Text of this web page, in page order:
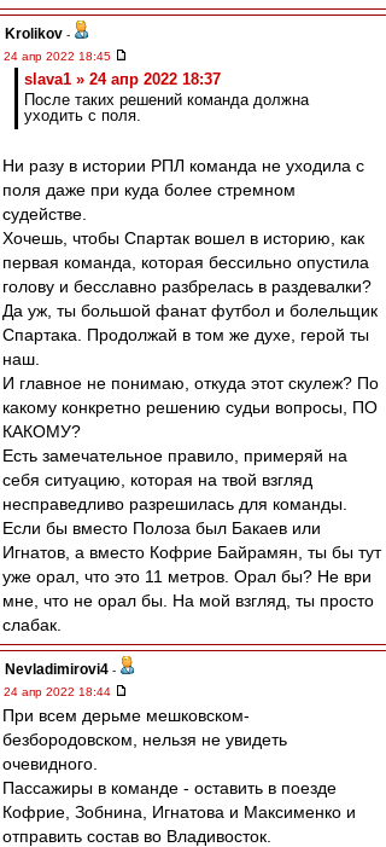
Krolikov -
24 апр 2022 18:45
slava1 » 24 апр 2022 18:37
После таких решений команда должна
уходить с поля.
Ни разу в истории РПЛ команда не уходила с
поля даже при куда более стремном
судействе.
Хочешь, чтобы Спартак вошел в историю, как
первая команда, которая бессильно опустила
голову и бесславно разбрелась в раздевалки?
Да уж, ты большой фанат футбол и болельщик
Спартака. Продолжай в том же духе, герой ты
наш.
И главное не понимаю, откуда этот скулеж? По
какому конкретно решению судьи вопросы, ПО
КАКОМУ?
Есть замечательное правило, примеряй на
себя ситуацию, которая на твой взгляд
несправедливо разрешилась для команды.
Если бы вместо Полоза был Бакаев или
Игнатов, а вместо Кофрие Байрамян, ты бы тут
уже орал, что это 11 метров. Орал бы? Не ври
мне, что не орал бы. На мой взгляд, ты просто
слабак.
Nevladimirovi4 -
24 апр 2022 18:44
При всем дерьме мешковском-
безбородовском, нельзя не увидеть
очевидного.
Пассажиры в команде - оставить в поезде
Кофрие, Зобнина, Игнатова и Максименко и
отправить состав во Владивосток.